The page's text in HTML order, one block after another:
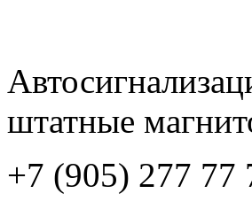
штатные
+7 (905) 277 77